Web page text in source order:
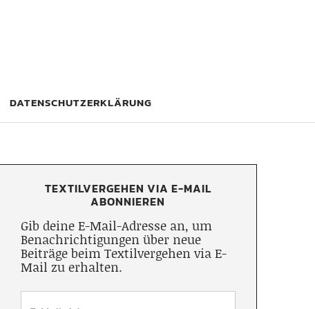
DATENSCHUTZERKLÄRUNG
TEXTILVERGEHEN VIA E-MAIL
ABONNIEREN
Gib deine E-Mail-Adresse an, um
Benachrichtigungen über neue
Beiträge beim Textilvergehen via E-
Mail zu erhalten.